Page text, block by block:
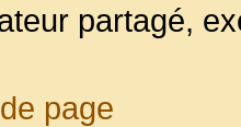
partagé,
page